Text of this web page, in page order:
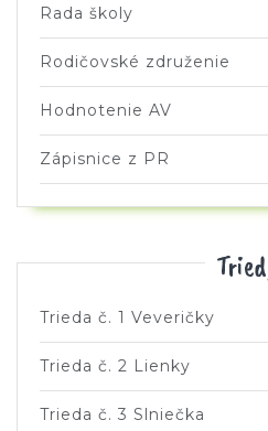
Rada školy
Rodičovské združenie
Hodnotenie AV
Zápisnice z PR
Trieda č. 1 Veveričky
Trieda č. 2 Lienky
Trieda č. 3 Slniečka